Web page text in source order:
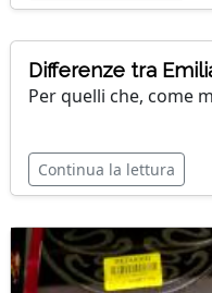
Differenze tra
Per quelli che, come
Continua la lettura